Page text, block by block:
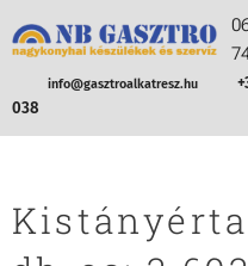
info@gasztroalkatresz.hu
038